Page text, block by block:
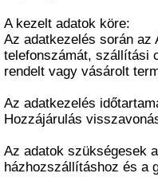
A kezelt adatok köre:
Az adatkezelés során az
telefonszámát, szállítási
rendelt vagy vásárolt
Az adatkezelés
Hozzájárulás
Az adatok szükségesek
házhozszállításhoz és a